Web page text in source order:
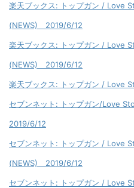
楽天ブックス: トップガン / Love
(NEWS) 2019/6/12
楽天ブックス: トップガン / Love
(NEWS) 2019/6/12
楽天ブックス: トップガン / Love
セブンネット: トップガン/Love
2019/6/12
セブンネット: トップガン / Love
(NEWS) 2019/6/12
セブンネット: トップガン / Love